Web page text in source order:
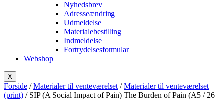
Nyhedsbrev
Adresseændring
Udmeldelse
Materialebestilling
Indmeldelse
Fortrydelsesformular
Webshop
X
Forside /Materialer til venteværelset /Materialer til venteværelset
(print) / SIP (A Social Impact of Pain) The Burden of Pain (A5 / 26